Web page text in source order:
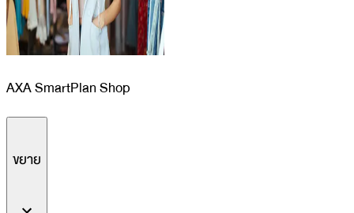
AXA SmartPlan Shop
ขยาย